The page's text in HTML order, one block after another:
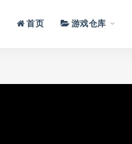
首页 游戏仓库